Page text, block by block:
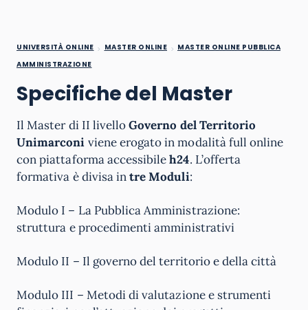
UNIVERSITÀ ONLINE MASTER ONLINE
MASTER ONLINE PUBBLICA
AMMINISTRAZIONE
Specifiche del Master
Il Master di II livelloGoverno del Territorio
Unimarconi viene erogato in modalità full online
con piattaforma accessibileh24. L’offerta
formativa è divisa intre Moduli:
Modulo I – La Pubblica Amministrazione:
struttura e procedimenti amministrativi
Modulo II – Il governo del territorio e della città
Modulo III – Metodi di valutazione e strumenti